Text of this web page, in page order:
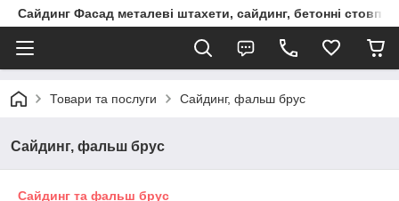
Сайдинг Фасад металеві штахети, сайдинг, бетонні
Товари та послуги Сайдинг, фальш брус
Сайдинг, фальш брус
Сайдинг та фальш брус